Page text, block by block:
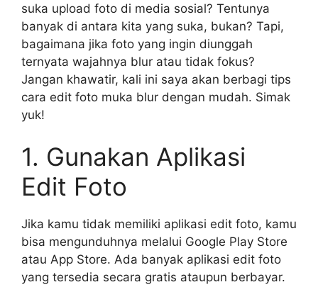
suka upload foto di media sosial? Tentunya
banyak di antara kita yang suka, bukan? Tapi,
bagaimana jika foto yang ingin diunggah
ternyata wajahnya blur atau tidak fokus?
Jangan khawatir, kali ini saya akan berbagi tips
cara edit foto muka blur dengan mudah. Simak
yuk!
1. Gunakan Aplikasi
Edit Foto
Jika kamu tidak memiliki aplikasi edit foto, kamu
bisa mengunduhnya melalui Google Play Store
atau App Store. Ada banyak aplikasi edit foto
yang tersedia secara gratis ataupun berbayar.